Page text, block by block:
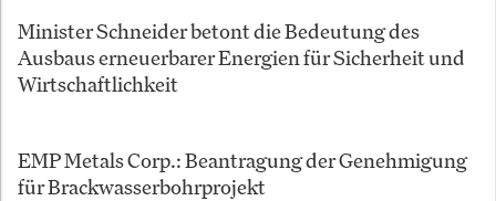
Minister Schneider betont die Bedeutung des
Ausbaus erneuerbarer Energien für Sicherheit und
Wirtschaftlichkeit
EMP Metals Corp.: Beantragung der Genehmigung
für Brackwasserbohrprojekt